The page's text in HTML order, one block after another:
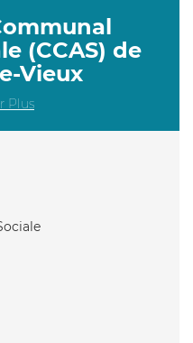
(CCAS) de
Vieux
Plus